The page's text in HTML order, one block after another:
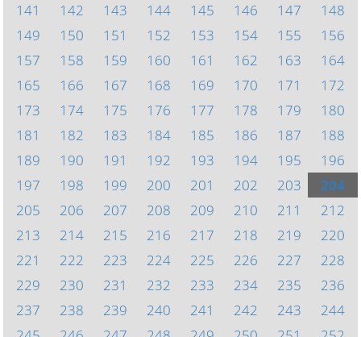
141
142 143 144 145 146 147
148
149
150 151 152 153 154 155
156
157
158 159 160 161 162 163
164
165
166 167 168 169 170 171
172
173
174 175 176 177 178 179
180
181
182 183 184 185 186 187
188
189
190 191 192 193 194 195
196
197
198 199 200 201 202 203
204
205
206 207 208 209 210 211
212
213
214 215 216 217 218 219
220
221
222 223 224 225 226 227
228
229
230 231 232 233 234 235
236
237
238 239 240 241 242 243
244